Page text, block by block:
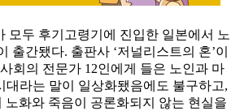
모두 후기고령기에 진입한 일본에서 노
출간됐다. 출판사 ‘저널리스트의 혼’이
회의 전문가 12인에게 들은 노인과 마
대라는 말이 일상화됐음에도 불구하고,
노화와 죽음이 공론화되지 않는 현실을